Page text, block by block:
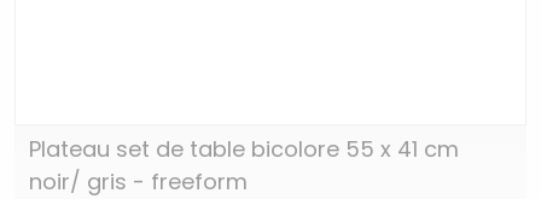
Plateau set de table bicolore 55 x 41 cm
noir/ gris - freeform